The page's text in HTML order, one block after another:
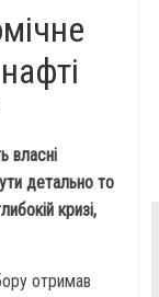
власні
детально то
кризі,
отримав